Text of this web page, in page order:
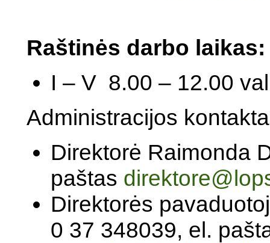
Raštinės darbo laikas:
I – V 8.00 – 12.00
Administracijos
Direktorė Raimonda
paštas
Direktorės
0 37 348039, el.